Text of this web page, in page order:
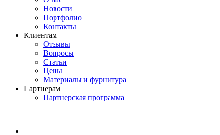
Новости
Портфолио
Контакты
Клиентам
Отзывы
Вопросы
Статьи
Цены
Материалы и фурнитура
Партнерам
Партнерская программа